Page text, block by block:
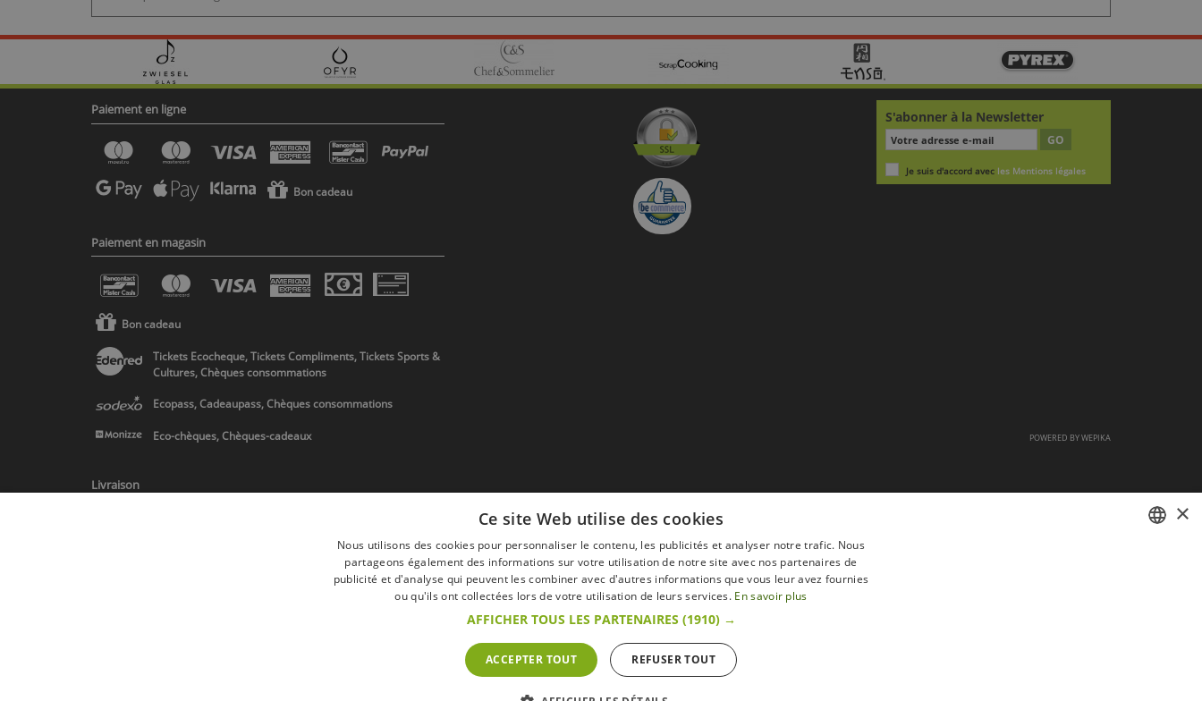
Paiement en ligne
Bon cadeau
Paiement en magasin
Bon cadeau
Tickets Ecocheque, Tickets Compliments, Tickets Sports &
Cultures, Chèques consommations
Ecopass, Cadeaupass, Chèques consommations
Eco-chèques, Chèques-cadeaux
Livraison
* Livraison en Belgique/France/Pays-Bas et partout en Europe sur devis
S'abonner à la Newsletter
GO
Je suis d'accord avec les Mentions légales
Mentions légales Retour & Droit de rétractation
Tous droits réservés © 2017 Les Secrets du Chef | Tous les prix indiqués sur le site s'entendent toutes taxes comprises.
POWERED BYWEPIKA
×
Ce site Web utilise des cookies
Nous utilisons des cookies pour personnaliser le contenu, les publicités et analyser notre trafic. Nous
partageons également des informations sur votre utilisation de notre site avec nos partenaires de
publicité et d'analyse qui peuvent les combiner avec d'autres informations que vous leur avez fournies
ou qu'ils ont collectées lors de votre utilisation de leurs services. En savoir plus
AFFICHER TOUS LES PARTENAIRES (1910) →
ACCEPTER TOUT REFUSER TOUT